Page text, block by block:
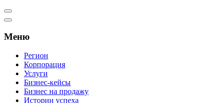
Меню
Регион
Корпорация
Услуги
Бизнес-кейсы
Бизнес на продажу
Истории успеха